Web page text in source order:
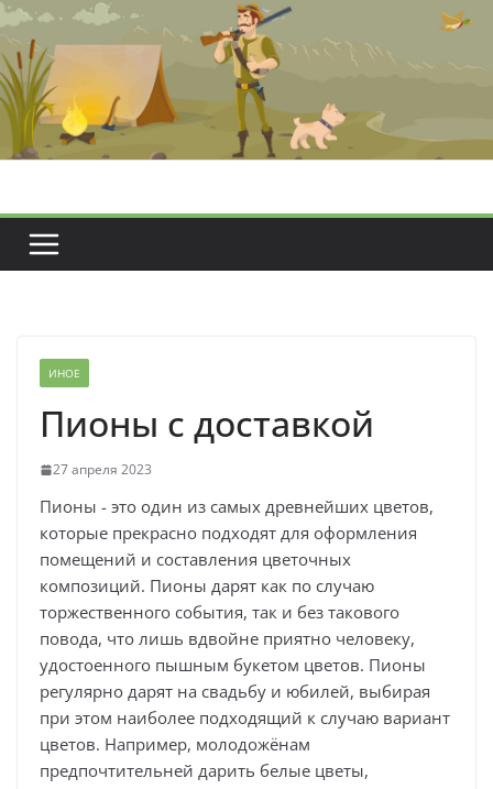
Перейти
содержимому
ИНОЕ
Пионы с доставкой
27 апреля 2023
Пионы - это один из самых древнейших цветов,
которые прекрасно подходят для оформления
помещений и составления цветочных
композиций. Пионы дарят как по случаю
торжественного события, так и без такового
повода, что лишь вдвойне приятно человеку,
удостоенного пышным букетом цветов. Пионы
регулярно дарят на свадьбу и юбилей, выбирая
при этом наиболее подходящий к случаю вариант
цветов. Например, молодожёнам
предпочтительней дарить белые цветы,